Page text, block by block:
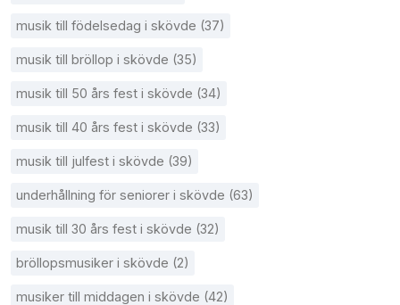
musik till födelsedag i skövde (37)
musik till bröllop i skövde (35)
musik till 50 års fest i skövde (34)
musik till 40 års fest i skövde (33)
musik till julfest i skövde (39)
underhållning för seniorer i skövde (63)
musik till 30 års fest i skövde (32)
bröllopsmusiker i skövde (2)
musiker till middagen i skövde (42)